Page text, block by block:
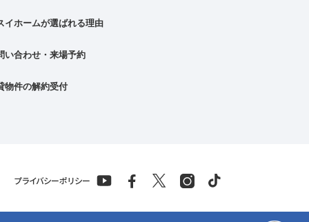
イホームが選ばれる理由
い合わせ・来場予約
物件の解約受付
プライバシーポリシー